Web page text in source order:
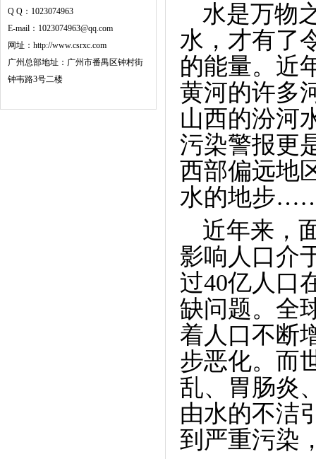
Q Q：1023074963
E-mail：1023074963@qq.com
网址：http://www.csrxc.com
广州总部地址：广州市番禺区钟村街
钟韦路3号二楼
水是万物
水，才有了
的能量。近
黄河的许多
山西的汾河
污染警报更
西部偏远地
水的地步
近年来，
影响人口介
过40亿人口
缺问题。全
着人口不断
步恶化。而
乱、胃肠炎
由水的不洁
到严重污染